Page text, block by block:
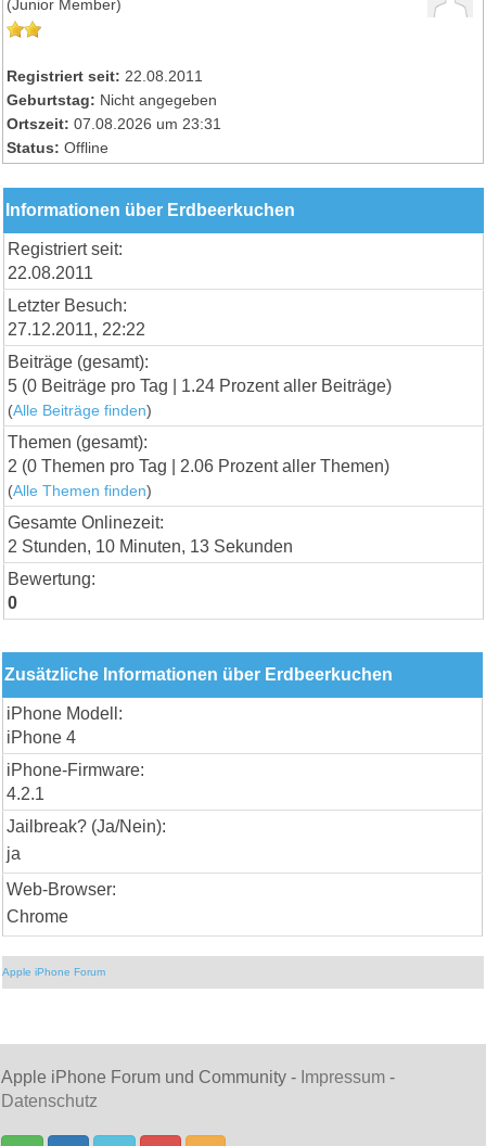
(Junior Member)
Registriert seit: 22.08.2011
Geburtstag: Nicht angegeben
Ortszeit: 07.08.2026 um 23:31
Status: Offline
Informationen über Erdbeerkuchen
Registriert seit:
22.08.2011
Letzter Besuch:
27.12.2011, 22:22
Beiträge (gesamt):
5 (0 Beiträge pro Tag | 1.24 Prozent aller Beiträge)
(Alle Beiträge finden)
Themen (gesamt):
2 (0 Themen pro Tag | 2.06 Prozent aller Themen)
(Alle Themen finden)
Gesamte Onlinezeit:
2 Stunden, 10 Minuten, 13 Sekunden
Bewertung:
0
Zusätzliche Informationen über Erdbeerkuchen
iPhone Modell:
iPhone 4
iPhone-Firmware:
4.2.1
Jailbreak? (Ja/Nein):
ja
Web-Browser:
Chrome
Apple iPhone Forum
Apple iPhone Forum und Community - Impressum -
Datenschutz